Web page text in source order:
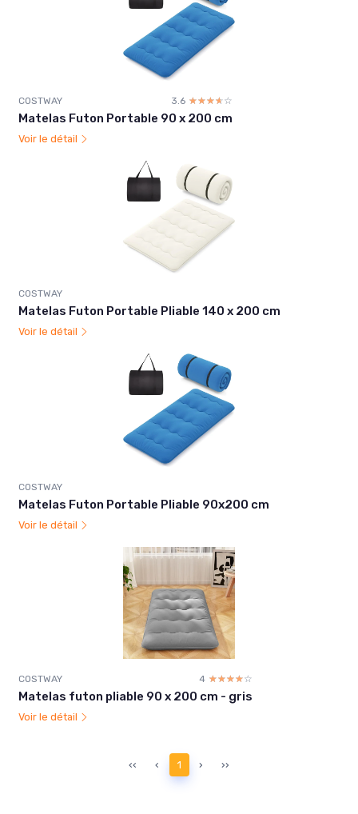
COSTWAY 3.6 ☆☆☆☆☆
★★★★★
Matelas Futon Portable 90 x 200 cm
Voir le détail
COSTWAY
Matelas Futon Portable Pliable 140 x 200 cm
Voir le détail
COSTWAY
Matelas Futon Portable Pliable 90x200 cm
Voir le détail
COSTWAY 4 ☆☆☆☆☆
★★★★★
Matelas futon pliable 90 x 200 cm - gris
Voir le détail
‹‹ ‹ 1 › ››